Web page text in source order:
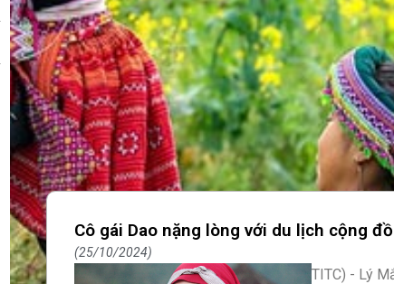
Cô gái Dao nặng lòng với du lịch cộng
25/10/2024
TITC) - Lý